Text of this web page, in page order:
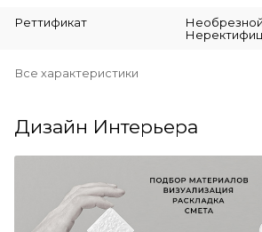
Реттификат
Все характеристики
Дизайн Интерьера